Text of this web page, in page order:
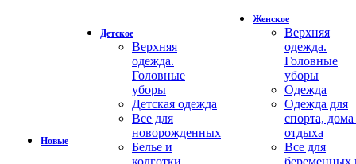
Новые
Детское
Верхняя
одежда.
Головные
уборы
Детская одежда
Все для
новорожденных
Белье и
колготки
Женское
Верхняя
одежда.
Головные
уборы
Одежда
Одежда для
спорта,
отдыха
Все для
беременных